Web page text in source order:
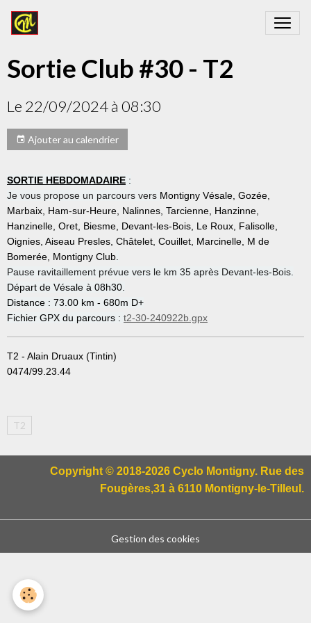
Sortie Club #30 - T2
Le 22/09/2024à 08:30
Ajouter au calendrier
SORTIE HEBDOMADAIRE :
Je vous propose un parcours vers Montigny Vésale, Gozée,
Marbaix, Ham-sur-Heure, Nalinnes, Tarcienne, Hanzinne,
Hanzinelle, Oret, Biesme, Devant-les-Bois, Le Roux, Falisolle,
Oignies, Aiseau Presles, Châtelet, Couillet, Marcinelle, M de
Bomerée, Montigny Club
Pause ravitaillement prévue vers le km 35 après Devant-les-Bois.
Départ de Vésale à 08h30.
Distance : 73.00 km - 680m D+
Fichier GPX du parcours : t2-30-240922b.gpx
T2 - Alain Druaux (Tintin)
0474/99.23.44
T2
Copyright © 2018-2026 Cyclo Montigny. Rue des
Fougères,31 à 6110 Montigny-le-Tilleul.
Gestion des cookies